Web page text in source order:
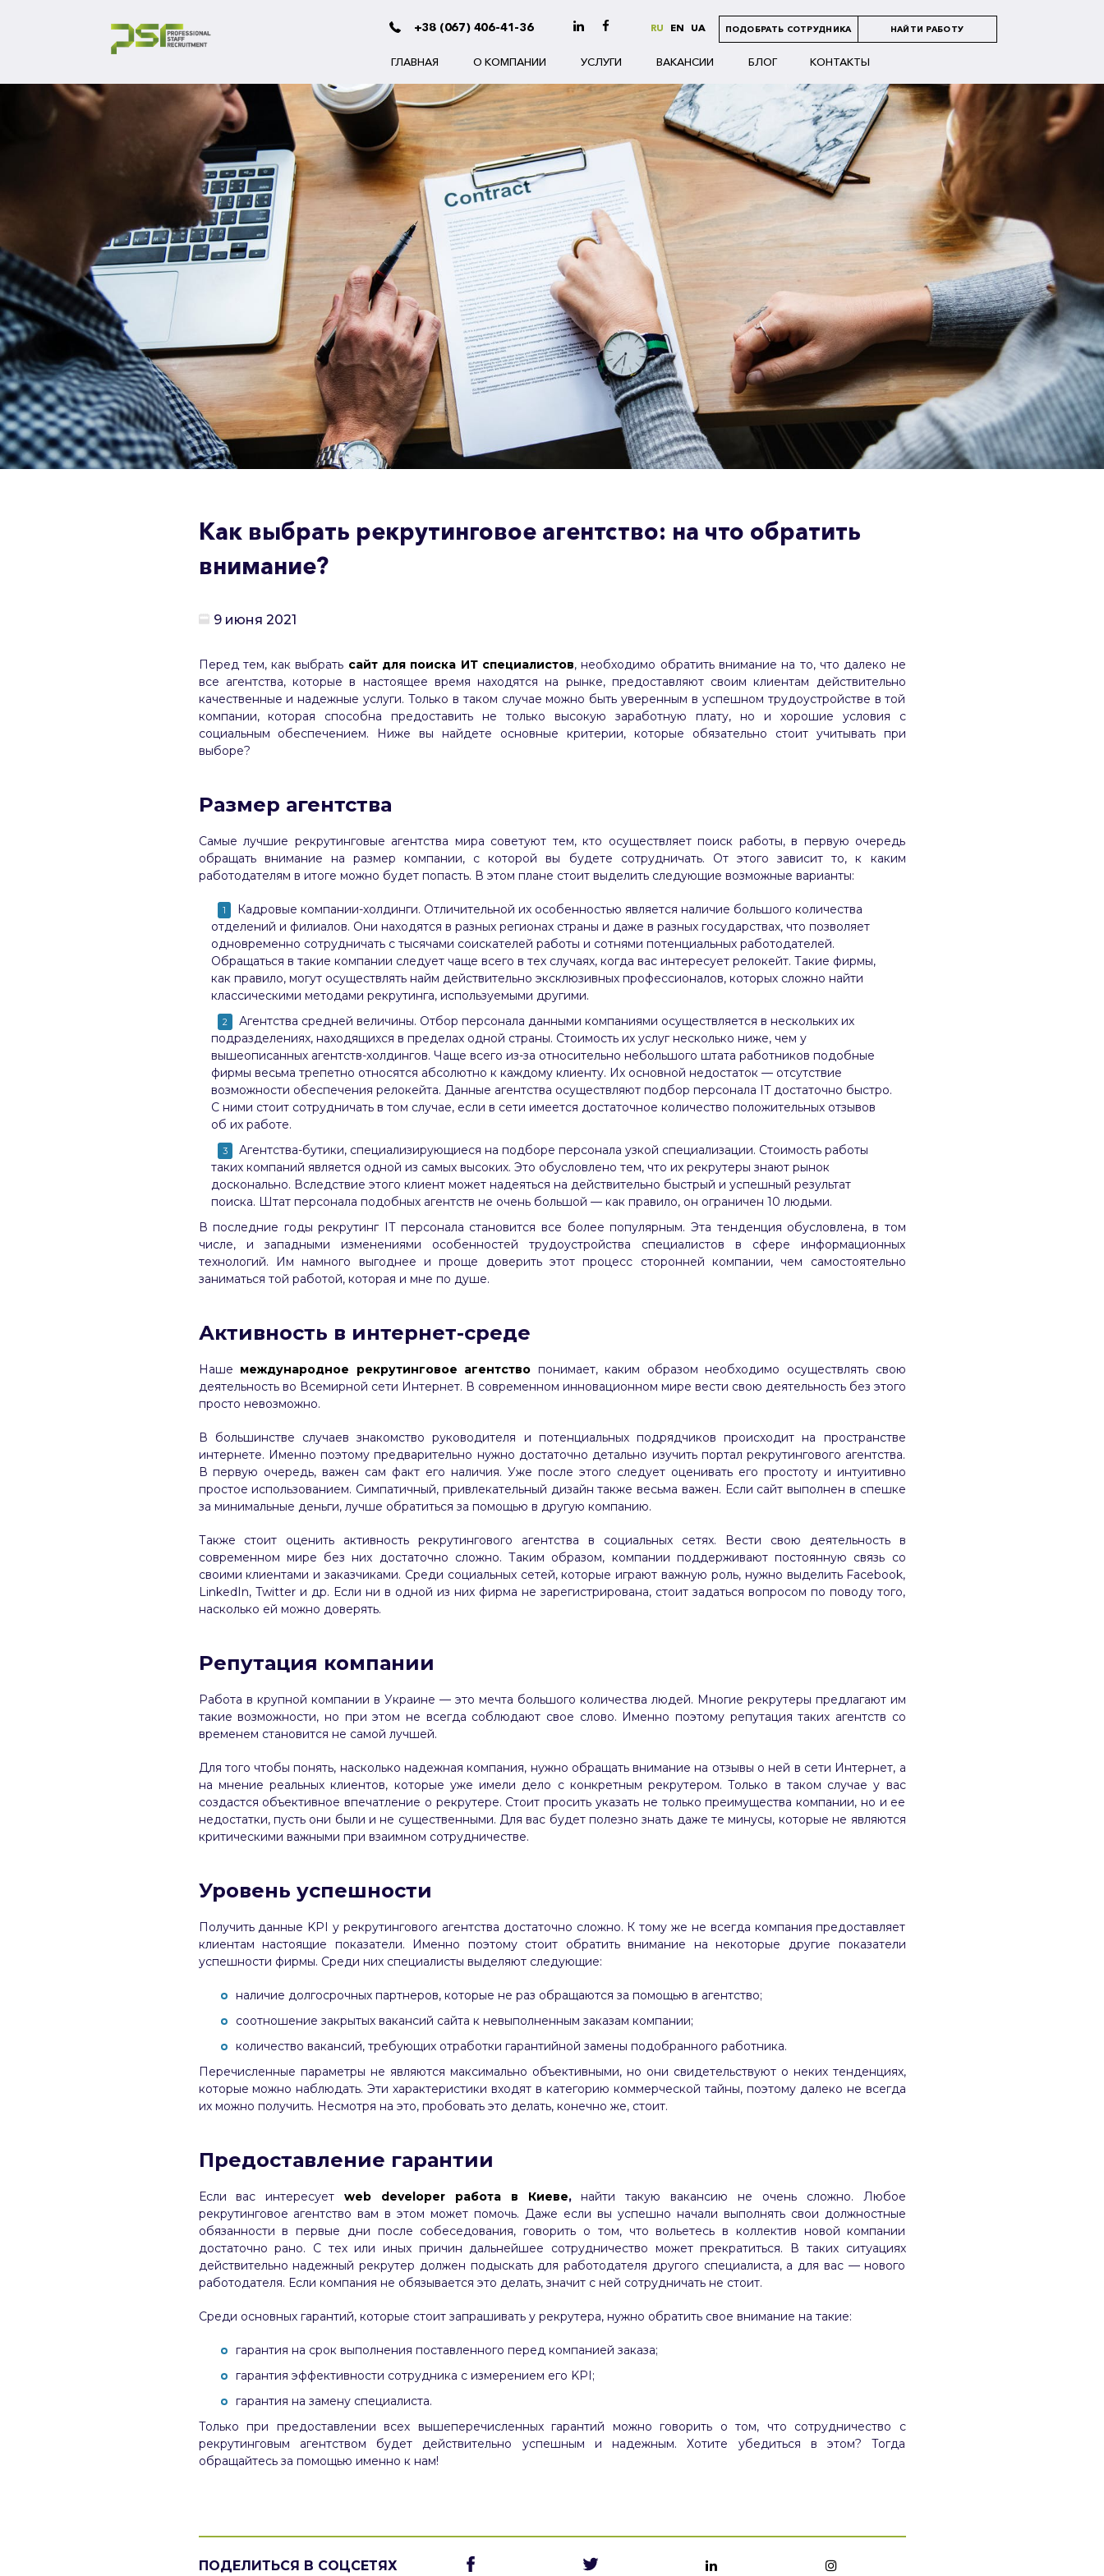
+38 (067) 406-41-36 RU EN UA ПОДОБРАТЬ СОТРУДНИКА НАЙТИ РАБОТУ
ГЛАВНАЯ О КОМПАНИИ УСЛУГИ ВАКАНСИИ БЛОГ КОНТАКТЫ
Как выбрать рекрутинговое агентство: на что обратить
внимание?
9 июня 2021
Перед тем, как выбрать сайт для поиска ИТ специалистов, необходимо обратить внимание на то, что далеко не
все агентства, которые в настоящее время находятся на рынке, предоставляют своим клиентам действительно
качественные и надежные услуги. Только в таком случае можно быть уверенным в успешном трудоустройстве в той
компании, которая способна предоставить не только высокую заработную плату, но и хорошие условия с
социальным обеспечением. Ниже вы найдете основные критерии, которые обязательно стоит учитывать при
выборе?
Размер агентства
Самые лучшие рекрутинговые агентства мира советуют тем, кто осуществляет поиск работы, в первую очередь
обращать внимание на размер компании, с которой вы будете сотрудничать. От этого зависит то, к каким
работодателям в итоге можно будет попасть. В этом плане стоит выделить следующие возможные варианты:
Кадровые компании-холдинги. Отличительной их особенностью является наличие большого количества
отделений и филиалов. Они находятся в разных регионах страны и даже в разных государствах, что позволяет
одновременно сотрудничать с тысячами соискателей работы и сотнями потенциальных работодателей.
Обращаться в такие компании следует чаще всего в тех случаях, когда вас интересует релокейт. Такие фирмы,
как правило, могут осуществлять найм действительно эксклюзивных профессионалов, которых сложно найти
классическими методами рекрутинга, используемыми другими.
Агентства средней величины. Отбор персонала данными компаниями осуществляется в нескольких их
подразделениях, находящихся в пределах одной страны. Стоимость их услуг несколько ниже, чем у
вышеописанных агентств-холдингов. Чаще всего из-за относительно небольшого штата работников подобные
фирмы весьма трепетно относятся абсолютно к каждому клиенту. Их основной недостаток — отсутствие
возможности обеспечения релокейта. Данные агентства осуществляют подбор персонала IT достаточно быстро.
С ними стоит сотрудничать в том случае, если в сети имеется достаточное количество положительных отзывов
об их работе.
Агентства-бутики, специализирующиеся на подборе персонала узкой специализации. Стоимость работы
таких компаний является одной из самых высоких. Это обусловлено тем, что их рекрутеры знают рынок
досконально. Вследствие этого клиент может надеяться на действительно быстрый и успешный результат
поиска. Штат персонала подобных агентств не очень большой — как правило, он ограничен 10 людьми.
В последние годы рекрутинг IT персонала становится все более популярным. Эта тенденция обусловлена, в том
числе, и западными изменениями особенностей трудоустройства специалистов в сфере информационных
технологий. Им намного выгоднее и проще доверить этот процесс сторонней компании, чем самостоятельно
заниматься той работой, которая и мне по душе.
Активность в интернет-среде
Наше международное рекрутинговое агентство понимает, каким образом необходимо осуществлять свою
деятельность во Всемирной сети Интернет. В современном инновационном мире вести свою деятельность без этого
просто невозможно.
В большинстве случаев знакомство руководителя и потенциальных подрядчиков происходит на пространстве
интернете. Именно поэтому предварительно нужно достаточно детально изучить портал рекрутингового агентства.
В первую очередь, важен сам факт его наличия. Уже после этого следует оценивать его простоту и интуитивно
простое использованием. Симпатичный, привлекательный дизайн также весьма важен. Если сайт выполнен в спешке
за минимальные деньги, лучше обратиться за помощью в другую компанию.
Также стоит оценить активность рекрутингового агентства в социальных сетях. Вести свою деятельность в
современном мире без них достаточно сложно. Таким образом, компании поддерживают постоянную связь со
своими клиентами и заказчиками. Среди социальных сетей, которые играют важную роль, нужно выделить Facebook,
LinkedIn, Twitter и др. Если ни в одной из них фирма не зарегистрирована, стоит задаться вопросом по поводу того,
насколько ей можно доверять.
Репутация компании
Работа в крупной компании в Украине — это мечта большого количества людей. Многие рекрутеры предлагают им
такие возможности, но при этом не всегда соблюдают свое слово. Именно поэтому репутация таких агентств со
временем становится не самой лучшей.
Для того чтобы понять, насколько надежная компания, нужно обращать внимание на отзывы о ней в сети Интернет, а
на мнение реальных клиентов, которые уже имели дело с конкретным рекрутером. Только в таком случае у вас
создастся объективное впечатление о рекрутере. Стоит просить указать не только преимущества компании, но и ее
недостатки, пусть они были и не существенными. Для вас будет полезно знать даже те минусы, которые не являются
критическими важными при взаимном сотрудничестве.
Уровень успешности
Получить данные KPI у рекрутингового агентства достаточно сложно. К тому же не всегда компания предоставляет
клиентам настоящие показатели. Именно поэтому стоит обратить внимание на некоторые другие показатели
успешности фирмы. Среди них специалисты выделяют следующие:
наличие долгосрочных партнеров, которые не раз обращаются за помощью в агентство;
соотношение закрытых вакансий сайта к невыполненным заказам компании;
количество вакансий, требующих отработки гарантийной замены подобранного работника.
Перечисленные параметры не являются максимально объективными, но они свидетельствуют о неких тенденциях,
которые можно наблюдать. Эти характеристики входят в категорию коммерческой тайны, поэтому далеко не всегда
их можно получить. Несмотря на это, пробовать это делать, конечно же, стоит.
Предоставление гарантии
Если вас интересуетweb developer работа в Киеве,найти такую вакансию не очень сложно. Любое
рекрутинговое агентство вам в этом может помочь. Даже если вы успешно начали выполнять свои должностные
обязанности в первые дни после собеседования, говорить о том, что вольетесь в коллектив новой компании
достаточно рано. С тех или иных причин дальнейшее сотрудничество может прекратиться. В таких ситуациях
действительно надежный рекрутер должен подыскать для работодателя другого специалиста, а для вас — нового
работодателя. Если компания не обязывается это делать, значит с ней сотрудничать не стоит.
Среди основных гарантий, которые стоит запрашивать у рекрутера, нужно обратить свое внимание на такие:
гарантия на срок выполнения поставленного перед компанией заказа;
гарантия эффективности сотрудника с измерением его KPI;
гарантия на замену специалиста.
Только при предоставлении всех вышеперечисленных гарантий можно говорить о том, что сотрудничество с
рекрутинговым агентством будет действительно успешным и надежным. Хотите убедиться в этом? Тогда
обращайтесь за помощью именно к нам!
ПОДЕЛИТЬСЯ В СОЦСЕТЯХ